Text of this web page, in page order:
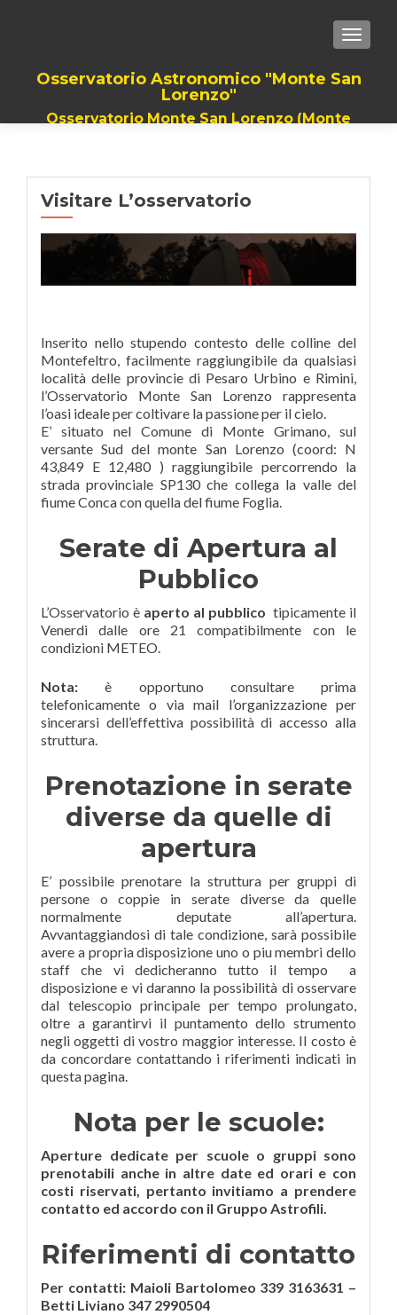
Osservatorio Astronomico "Monte San
Lorenzo"
Osservatorio Monte San Lorenzo (Monte
Visitare L’osservatorio
Inserito nello stupendo contesto delle colline del
Montefeltro, facilmente raggiungibile da qualsiasi
località delle provincie di Pesaro Urbino e Rimini,
l’Osservatorio Monte San Lorenzo rappresenta
l’oasi ideale per coltivare la passione per il cielo.
E’ situato nel Comune di Monte Grimano, sul
versante Sud del monte San Lorenzo (coord: N
43,849 E 12,480 ) raggiungibile percorrendo la
strada provinciale SP130 che collega la valle del
fiume Conca con quella del fiume Foglia.
Serate di Apertura al
Pubblico
L’Osservatorio è aperto al pubblico tipicamente il
Venerdi dalle ore 21 compatibilmente con le
condizioni METEO.
Nota:è opportuno consultare prima
telefonicamente o via mail l’organizzazione per
sincerarsi dell’effettiva possibilità di accesso alla
struttura.
Prenotazione in serate
diverse da quelle di
apertura
E’ possibile prenotare la struttura per gruppi di
persone o coppie in serate diverse da quelle
normalmente deputate all’apertura.
Avvantaggiandosi di tale condizione, sarà possibile
avere a propria disposizione uno o piu membri dello
staff che vi dedicheranno tutto il tempo a
disposizione e vi daranno la possibilità di osservare
dal telescopio principale per tempo prolungato,
oltre a garantirvi il puntamento dello strumento
negli oggetti di vostro maggior interesse. Il costo è
da concordare contattando i riferimenti indicati in
questa pagina.
Nota per le scuole:
Aperture dedicate per scuole o gruppi sono
prenotabili anche in altre date ed orari e con
costi riservati, pertanto invitiamo a prendere
contatto ed accordo con il Gruppo Astrofili.
Riferimenti di contatto
Per contatti: Maioli Bartolomeo 339 3163631 –
Betti Liviano 347 2990504